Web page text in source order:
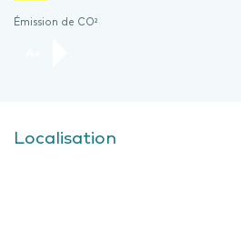
Émission de CO²
Localisation